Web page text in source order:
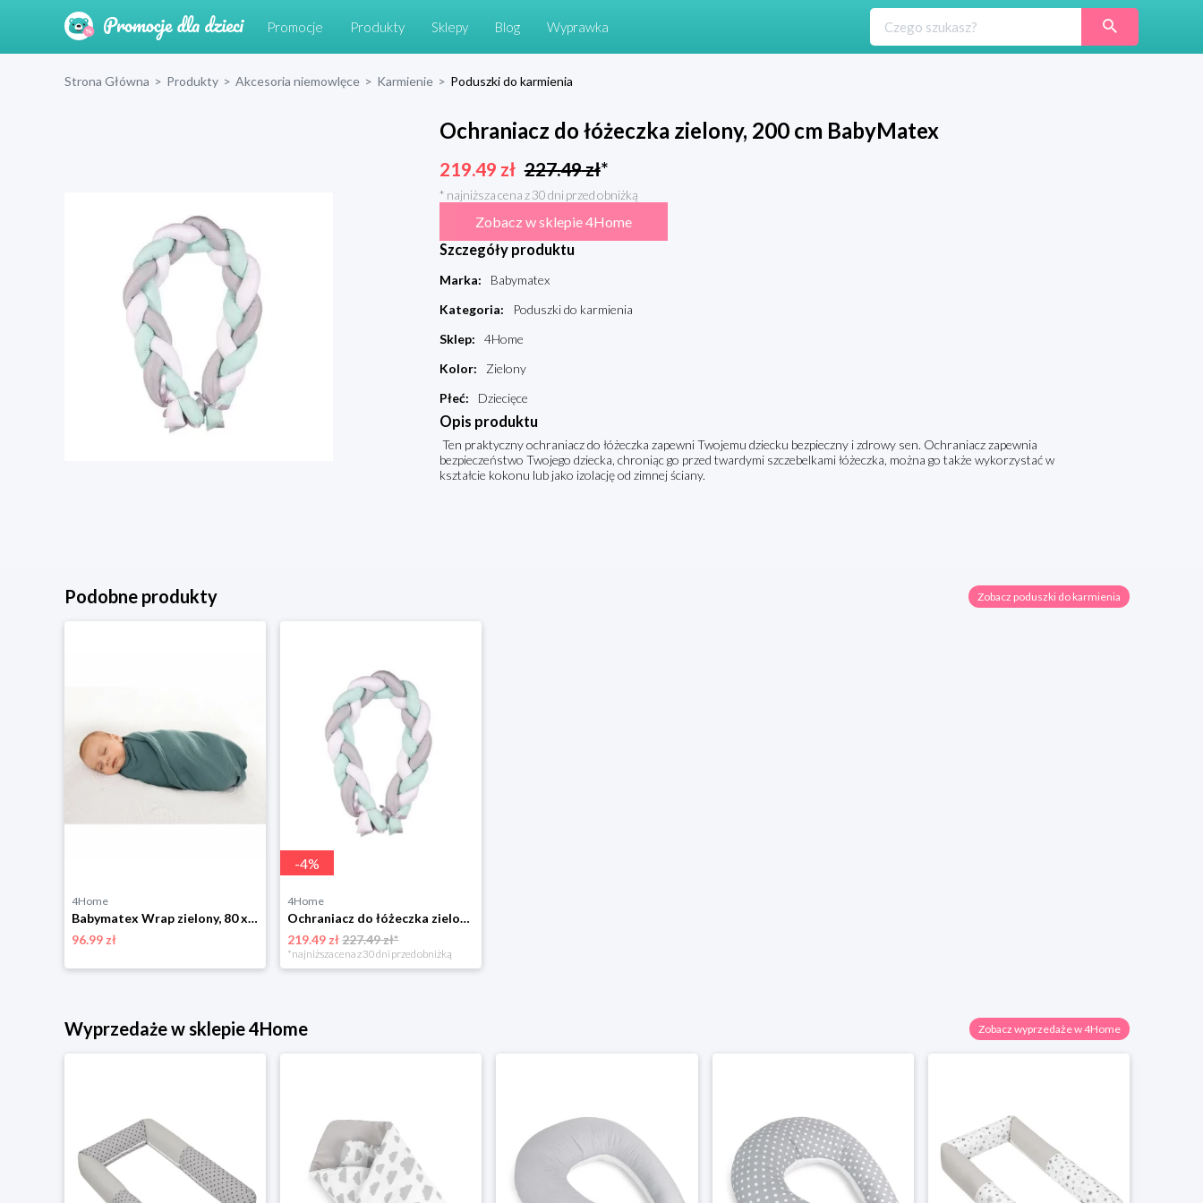
Promocje Produkty Sklepy Blog Wyprawka
Strona Główna > Produkty > Akcesoria niemowlęce > Karmienie > Poduszki do karmienia
Ochraniacz do łóżeczka zielony, 200 cm BabyMatex
219.49 zł 227.49zł*
* najniższa cena z 30 dni przed obniżką
Zobacz w sklepie 4Home
Szczegóły produktu
Marka:
Babymatex
Kategoria:
Poduszki do karmienia
Sklep:
4Home
Kolor:
Zielony
Płeć: Dziecięce
Opis produktu
Ten praktyczny ochraniacz do łóżeczka zapewni Twojemu dziecku bezpieczny i zdrowy sen. Ochraniacz zapewnia
bezpieczeństwo Twojego dziecka, chroniąc go przed twardymi szczebelkami łóżeczka, można go także wykorzystać w
kształcie kokonu lub jako izolację od zimnej ściany.
Podobne produkty Zobacz poduszki do karmienia
4Home
Babymatex Wrap zielony, 80 x 120 cm 4-Home
96.99 zł
-4%
4Home
Ochraniacz do łóżeczka zielony, 200 cm BabyMatex
219.49 zł227.49 zł*
*najniższa cena z 30 dni przed obniżką
Wyprzedaże w sklepie 4Home Zobacz wyprzedaże w 4Home